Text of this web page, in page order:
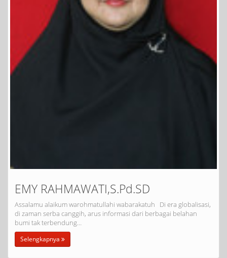
EMY RAHMAWATI,S.Pd.SD
Assalamu alaikum warohmatullahi wabarakatuh Di era globalisasi,
di zaman serba canggih, arus informasi dari berbagai belahan
bumi tak terbendung…
Selengkapnya